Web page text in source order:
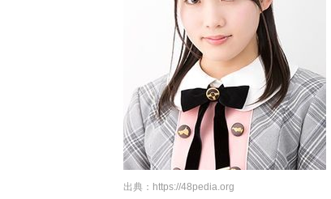
出典： https://48pedia.org